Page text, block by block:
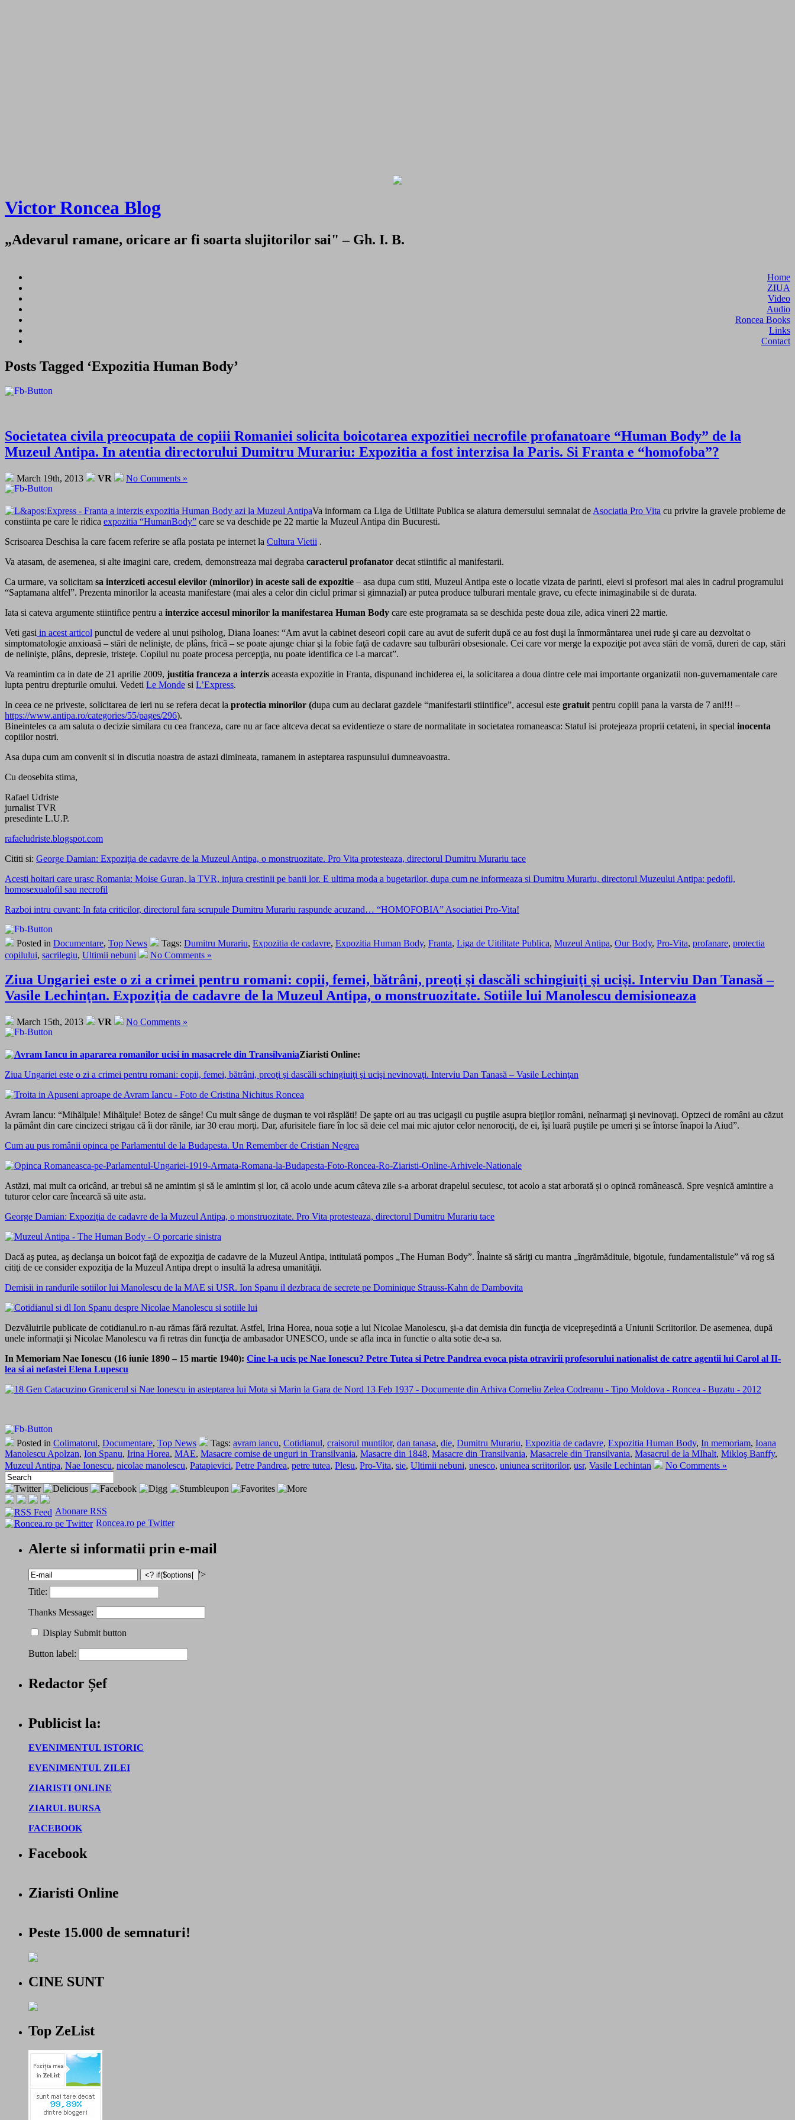
Victor Roncea Blog
„Adevarul ramane, oricare ar fi soarta slujitorilor sai" – Gh. I. B.
Home
ZIUA
Video
Audio
Roncea Books
Links
Contact
Posts Tagged ‘Expozitia Human Body’
Societatea civila preocupata de copiii Romaniei solicita boicotarea expozitiei necrofile profanatoare “Human Body” de la
Muzeul Antipa. In atentia directorului Dumitru Murariu: Expozitia a fost interzisa la Paris. Si Franta e “homofoba”?
March 19th, 2013 VR No Comments »
Va informam ca Liga de Utilitate Publica se alatura demersului semnalat de Asociatia Pro Vita cu privire la gravele probleme de
constiinta pe care le ridica expozitia “HumanBody” care se va deschide pe 22 martie la Muzeul Antipa din Bucuresti.
Scrisoarea Deschisa la care facem referire se afla postata pe internet la Cultura Vietii .
Va atasam, de asemenea, si alte imagini care, credem, demonstreaza mai degraba caracterul profanator decat stiintific al manifestarii.
Ca urmare, va solicitam sa interziceti accesul elevilor (minorilor) in aceste sali de expozitie – asa dupa cum stiti, Muzeul Antipa este o locatie vizata de parinti, elevi si profesori mai ales in cadrul programului
“Saptamana altfel”. Prezenta minorilor la aceasta manifestare (mai ales a celor din ciclul primar si gimnazial) ar putea produce tulburari mentale grave, cu efecte inimaginabile si de durata.
Iata si cateva argumente stiintifice pentru a interzice accesul minorilor la manifestarea Human Body care este programata sa se deschida peste doua zile, adica vineri 22 martie.
Veti gasi in acest articol punctul de vedere al unui psiholog, Diana Ioanes: “Am avut la cabinet deseori copii care au avut de suferit după ce au fost duşi la înmormântarea unei rude şi care au dezvoltat o
simptomatologie anxioasă – stări de nelinişte, de plâns, frică – se poate ajunge chiar şi la fobie faţă de cadavre sau tulburări obsesionale. Cei care vor merge la expoziţie pot avea stări de vomă, dureri de cap, stări
de nelinişte, plâns, depresie, tristeţe. Copilul nu poate procesa percepţia, nu poate identifica ce l-a marcat”.
Va reamintim ca in date de 21 aprilie 2009, justitia franceza a interzis aceasta expozitie in Franta, dispunand inchiderea ei, la solicitarea a doua dintre cele mai importante organizatii non-guvernamentale care
lupta pentru drepturile omului. Vedeti Le Monde si L’Express.
In ceea ce ne priveste, solicitarea de ieri nu se refera decat la protectia minorilor (dupa cum au declarat gazdele “manifestarii stiintifice”, accesul este gratuit pentru copiii pana la varsta de 7 ani!!! –
https://www.antipa.ro/categories/55/pages/296).
Bineinteles ca am saluta o decizie similara cu cea franceza, care nu ar face altceva decat sa evidentieze o stare de normalitate in societatea romaneasca: Statul isi protejeaza proprii cetateni, in special inocenta
copiilor nostri.
Asa dupa cum am convenit si in discutia noastra de astazi dimineata, ramanem in asteptarea raspunsului dumneavoastra.
Cu deosebita stima,
Rafael Udriste
jurnalist TVR
presedinte L.U.P.
rafaeludriste.blogspot.com
Cititi si: George Damian: Expoziţia de cadavre de la Muzeul Antipa, o monstruozitate. Pro Vita protesteaza, directorul Dumitru Murariu tace
Acesti hoitari care urasc Romania: Moise Guran, la TVR, injura crestinii pe banii lor. E ultima moda a bugetarilor, dupa cum ne informeaza si Dumitru Murariu, directorul Muzeului Antipa: pedofil,
homosexualofil sau necrofil
Razboi intru cuvant: In fata criticilor, directorul fara scrupule Dumitru Murariu raspunde acuzand… “HOMOFOBIA” Asociatiei Pro-Vita!
Posted in Documentare, Top News Tags: Dumitru Murariu, Expozitia de cadavre, Expozitia Human Body, Franta, Liga de Uitilitate Publica, Muzeul Antipa, Our Body, Pro-Vita, profanare, protectia
copilului, sacrilegiu, Ultimii nebuni No Comments »
Ziua Ungariei este o zi a crimei pentru romani: copii, femei, bătrâni, preoţi şi dascăli schingiuiţi şi ucişi. Interviu Dan Tanasă –
Vasile Lechinţan. Expoziţia de cadavre de la Muzeul Antipa, o monstruozitate. Sotiile lui Manolescu demisioneaza
March 15th, 2013 VR No Comments »
Ziaristi Online:
Ziua Ungariei este o zi a crimei pentru romani: copii, femei, bătrâni, preoţi şi dascăli schingiuiţi şi ucişi nevinovaţi. Interviu Dan Tanasă – Vasile Lechinţan
Avram Iancu: “Mihălţule! Mihălţule! Botez de sânge! Cu mult sânge de duşman te voi răsplăti! De şapte ori au tras ucigaşii cu puştile asupra bieţilor români, neînarmaţi şi nevinovaţi. Optzeci de români au căzut
la pământ din care cincizeci strigau că îi dor rănile, iar 30 erau morţi. Dar, afurisitele fiare în loc să deie cel mai mic ajutor celor nenorociţi, de ei, îşi luară puştile pe umeri şi se întorse înapoi la Aiud”.
Cum au pus românii opinca pe Parlamentul de la Budapesta. Un Remember de Cristian Negrea
Astăzi, mai mult ca oricând, ar trebui să ne amintim și să le amintim și lor, că acolo unde acum câteva zile s-a arborat drapelul secuiesc, tot acolo a stat arborată și o opincă românească. Spre veșnică amintire a
tuturor celor care încearcă să uite asta.
George Damian: Expoziţia de cadavre de la Muzeul Antipa, o monstruozitate. Pro Vita protesteaza, directorul Dumitru Murariu tace
Dacă aş putea, aş declanşa un boicot faţă de expoziţia de cadavre de la Muzeul Antipa, intitulată pompos „The Human Body”. Înainte să săriţi cu mantra „îngrămăditule, bigotule, fundamentalistule” vă rog să
citiţi de ce consider expoziţia de la Muzeul Antipa drept o insultă la adresa umanităţii.
Demisii in randurile sotiilor lui Manolescu de la MAE si USR. Ion Spanu il dezbraca de secrete pe Dominique Strauss-Kahn de Dambovita
Dezvăluirile publicate de cotidianul.ro n-au rămas fără rezultat. Astfel, Irina Horea, noua soţie a lui Nicolae Manolescu, şi-a dat demisia din funcţia de vicepreşedintă a Uniunii Scriitorilor. De asemenea, după
unele informaţii şi Nicolae Manolescu va fi retras din funcţia de ambasador UNESCO, unde se afla inca in functie o alta sotie de-a sa.
In Memoriam Nae Ionescu (16 iunie 1890 – 15 martie 1940): Cine l-a ucis pe Nae Ionescu? Petre Tutea si Petre Pandrea evoca pista otravirii profesorului nationalist de catre agentii lui Carol al II-
lea si ai nefastei Elena Lupescu
Posted in Colimatorul, Documentare, Top News Tags: avram iancu, Cotidianul, craisorul muntilor, dan tanasa, die, Dumitru Murariu, Expozitia de cadavre, Expozitia Human Body, In memoriam, Ioana
Manolescu Apolzan, Ion Spanu, Irina Horea, MAE, Masacre comise de unguri in Transilvania, Masacre din 1848, Masacre din Transilvania, Masacrele din Transilvania, Masacrul de la MIhalt, Mikloş Banffy,
Muzeul Antipa, Nae Ionescu, nicolae manolescu, Patapievici, Petre Pandrea, petre tutea, Plesu, Pro-Vita, sie, Ultimii nebuni, unesco, uniunea scriitorilor, usr, Vasile Lechintan No Comments »
Abonare RSS
Roncea.ro pe Twitter
Alerte si informatii prin e-mail
'>
Title:
Thanks Message:
Display Submit button
Button label:
Redactor Șef
Publicist la:
EVENIMENTUL ISTORIC
EVENIMENTUL ZILEI
ZIARISTI ONLINE
ZIARUL BURSA
FACEBOOK
Facebook
Ziaristi Online
Peste 15.000 de semnaturi!
CINE SUNT
Top ZeList